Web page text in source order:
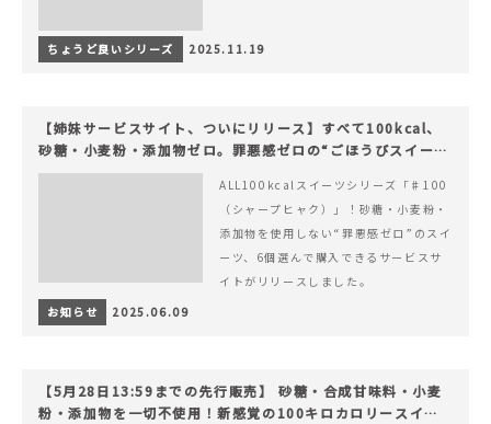
ちょうど良いシリーズ 2025.11.19
【姉妹サービスサイト、ついにリリース】すべて100kcal、
砂糖・小麦粉・添加物ゼロ。罪悪感ゼロの“ごほうびスイー
ツ”『#100（シャープ100）』
ALL100kcalスイーツシリーズ「♯100
（シャープヒャク）」！砂糖・小麦粉・
添加物を使用しない“罪悪感ゼロ”のスイ
ーツ、6個選んで購入できるサービスサ
イトがリリースしました。
お知らせ
2025.06.09
【5月28日13:59までの先行販売】 砂糖・合成甘味料・小麦
粉・添加物を一切不使用！新感覚の100キロカロリースイー